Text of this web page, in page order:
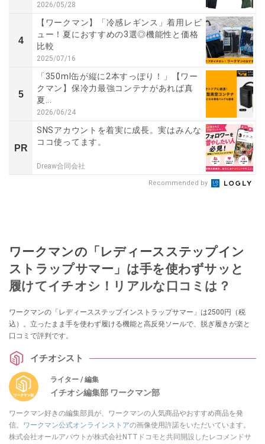
2026/05/28
4
【ワークマン】「冷感レギンス」着用レビ
ュー！夏におすすめの3選◎機能性と価格
比較
2025/07/16
5
「350ml缶が縦に2本すっぽり！」【ワー
クマン】保冷力最強コンテナがあれば真
夏...
2026/06/24
PR
SNSアカウントを着実に成長。実はみんな
ココ使ってます。
Dreaw合同会社
Recommended by
ワークマンの「レディースステップイン
ストラップサマー」は手を使わずサッと
履けてイチオシ！リアルな口コミは？
ワークマンの「レディースステップインストラップサマー」は2500円（税
込）。立ったまま手を使わず履ける機能と高反発ソールで、脱ぎ履きが楽と
口コミで評判です。
イチオシスト
ライター / 編集
イチオシ編集部 ワークマン部
ワークマン好きの編集部員が、ワークマンの人気商品やおすすめ商品を発
信。 ワークマン公式オンラインストアの画像使用許諾をいただいています。
株式会社オールアバウトが株式会社NTTドコモと共同開設したレコメンドサ